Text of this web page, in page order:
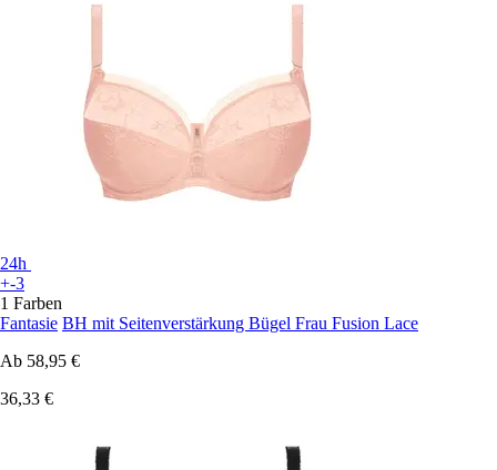
24h
+-3
1 Farben
Fantasie BH mit Seitenverstärkung Bügel Frau Fusion Lace
Ab 58,95 €
36,33 €